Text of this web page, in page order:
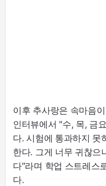
이후 추사랑은 속마음
인터뷰에서 "수, 목, 금
다. 시험에 통과하지 못
한다. 그게 너무 귀찮으
다"라며 학업 스트레스
다.